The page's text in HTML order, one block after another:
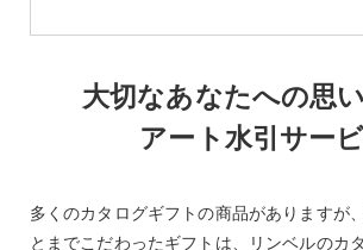
大切なあなたへの思
アート水引サー
多くのカタログギフトの商品がありますが
とまでこだわったギフトは、リンベルのカ